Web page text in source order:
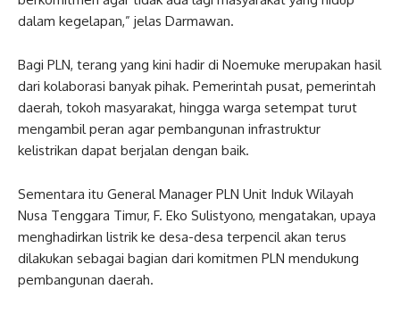
dalam kegelapan,” jelas Darmawan.
Bagi PLN, terang yang kini hadir di Noemuke merupakan hasil
dari kolaborasi banyak pihak. Pemerintah pusat, pemerintah
daerah, tokoh masyarakat, hingga warga setempat turut
mengambil peran agar pembangunan infrastruktur
kelistrikan dapat berjalan dengan baik.
Sementara itu General Manager PLN Unit Induk Wilayah
Nusa Tenggara Timur, F. Eko Sulistyono, mengatakan, upaya
menghadirkan listrik ke desa-desa terpencil akan terus
dilakukan sebagai bagian dari komitmen PLN mendukung
pembangunan daerah.